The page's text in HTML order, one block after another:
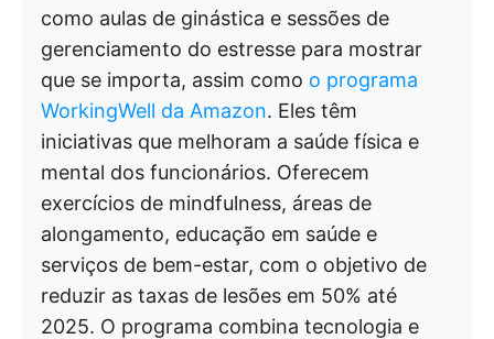
como aulas de ginástica e sessões de
gerenciamento do estresse para mostrar
que se importa, assim como o programa
WorkingWell da Amazon. Eles têm
iniciativas que melhoram a saúde física e
mental dos funcionários. Oferecem
exercícios de mindfulness, áreas de
alongamento, educação em saúde e
serviços de bem-estar, com o objetivo de
reduzir as taxas de lesões em 50% até
2025. O programa combina tecnologia e